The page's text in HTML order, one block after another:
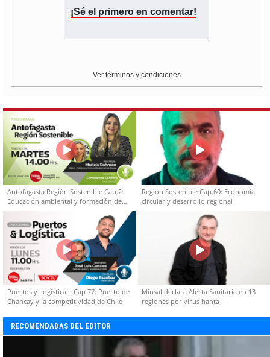
¡Sé el primero en comentar!
Ver términos y condiciones
Antofagasta Región Sostenible Cap.2:
Educación ambiental y formación de
capacidades técnicas
Región Sostenible Cap 60: Economía
circular y desarrollo regional
Puertos y Logística II Cap 77: Puerto de
Chancay y la competitividad de Chile
Minsal declara Alerta Sanitaria en 13
regiones por virus hanta
RECOMENDADAS DEL EDITOR